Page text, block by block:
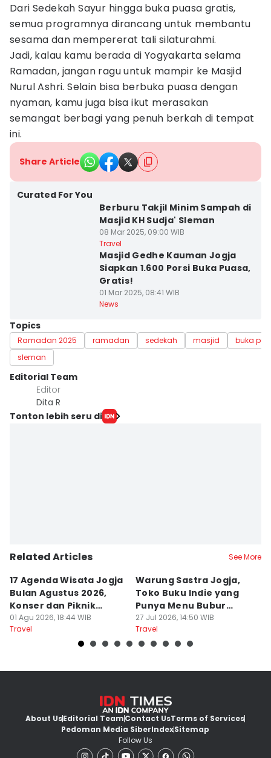
Dari Sedekah Sayur hingga buka puasa gratis,
semua programnya dirancang untuk membantu
sesama dan mempererat tali silaturahmi.
Jadi, kalau kamu berada di Yogyakarta selama
Ramadan, jangan ragu untuk mampir ke Masjid
Nurul Ashri. Selain bisa berbuka puasa dengan
nyaman, kamu juga bisa ikut merasakan
semangat berbagi yang penuh berkah di tempat
ini.
Share Article
Curated For You
Berburu Takjil Minim Sampah di
Masjid KH Sudja' Sleman
08 Mar 2025, 09:00 WIB
Travel
Masjid Gedhe Kauman Jogja
Siapkan 1.600 Porsi Buka Puasa,
Gratis!
01 Mar 2025, 08:41 WIB
News
Topics
Ramadan 2025 ramadan sedekah masjid
buka
sleman
Editorial Team
Editor
Dita R
Tonton lebih seru di
Related Articles See More
17 Agenda Wisata Jogja
Bulan Agustus 2026,
Konser dan Piknik
Literasi
01 Agu 2026, 18:44 WIB
Travel
Warung Sastra Jogja,
Toko Buku Indie yang
Punya Menu Bubur
Manado
27 Jul 2026, 14:50 WIB
Travel
About UsEditorial TeamContact UsTerms of Services
Pedoman Media SiberIndexSitemap
Follow Us